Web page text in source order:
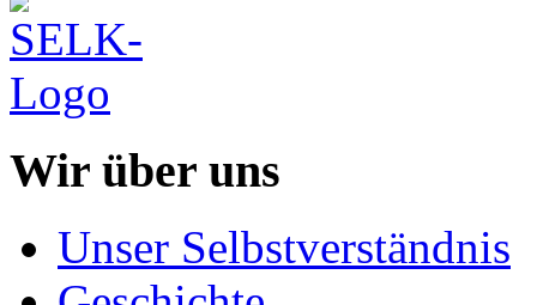
Wir über uns
Unser Selbstverständnis